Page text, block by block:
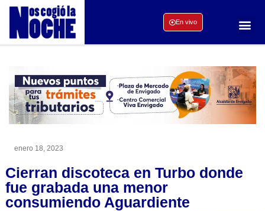
En vivo
enero 18, 2023
Cierran discoteca en Turbo donde
fue grabada una menor
consumiendo Aguardiente